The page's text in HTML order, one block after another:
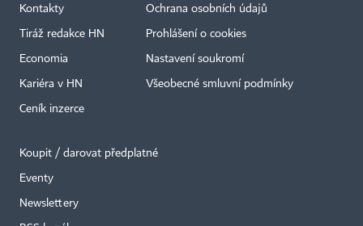
Kontakty
Tiráž redakce HN
Economia
Kariéra v HN
Ceník inzerce
Ochrana osobních údajů
Prohlášení o cookies
Nastavení soukromí
Všeobecné smluvní podmínky
Koupit / darovat předplatné
Eventy
Newslettery